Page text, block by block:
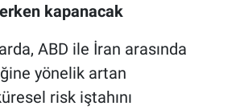
kapanacak
ABD ile İran arasında
yönelik artan
risk iştahını